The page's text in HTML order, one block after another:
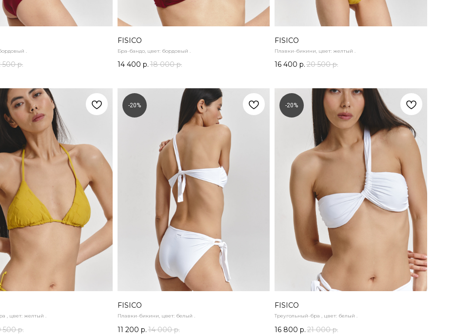
.
500 р.
FISICO
Бра-бандо, цвет: бордовый .
14 400 р. 18 000 р.
FISICO
Плавки-бикини, цвет: желтый .
16 400 р. 20 500 р.
, цвет: желтый .
500 р.
-20%
FISICO
Плавки-бикини, цвет: белый .
11 200 р. 14 000 р.
-20%
FISICO
Треугольный-бра , цвет: белый .
16 800 р. 21 000 р.